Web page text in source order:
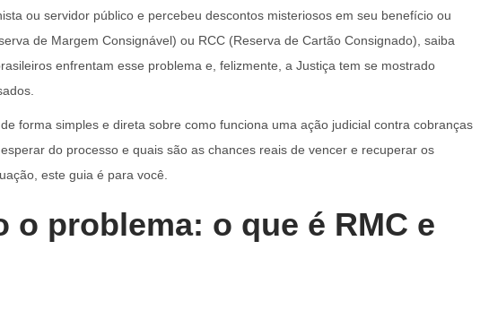
ou servidor público e percebeu descontos misteriosos em seu benefício ou
de Margem Consignável) ou RCC (Reserva de Cartão Consignado), saiba
enfrentam esse problema e, felizmente, a Justiça tem se mostrado
forma simples e direta sobre como funciona uma ação judicial contra cobranças
do processo e quais são as chances reais de vencer e recuperar os
este guia é para você.
o problema: o que é RMC e